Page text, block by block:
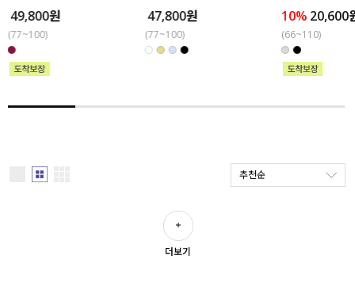
110사이즈
플러스핏
스커트
49,800원
(77~100)
47,800원
(77~100)
10% 20,600
(66~110)
추천순
더보기